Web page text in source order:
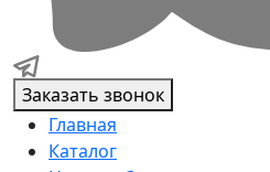
Заказать звонок
Главная
Каталог